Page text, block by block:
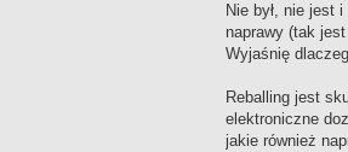
Nie był, nie jest
naprawy (tak
Wyjaśnię
Reballing jest
elektroniczne
jakie również